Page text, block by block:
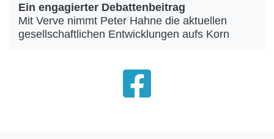
Ein engagierter Debattenbeitrag
Mit Verve nimmt Peter Hahne die aktuellen
gesellschaftlichen Entwicklungen aufs Korn